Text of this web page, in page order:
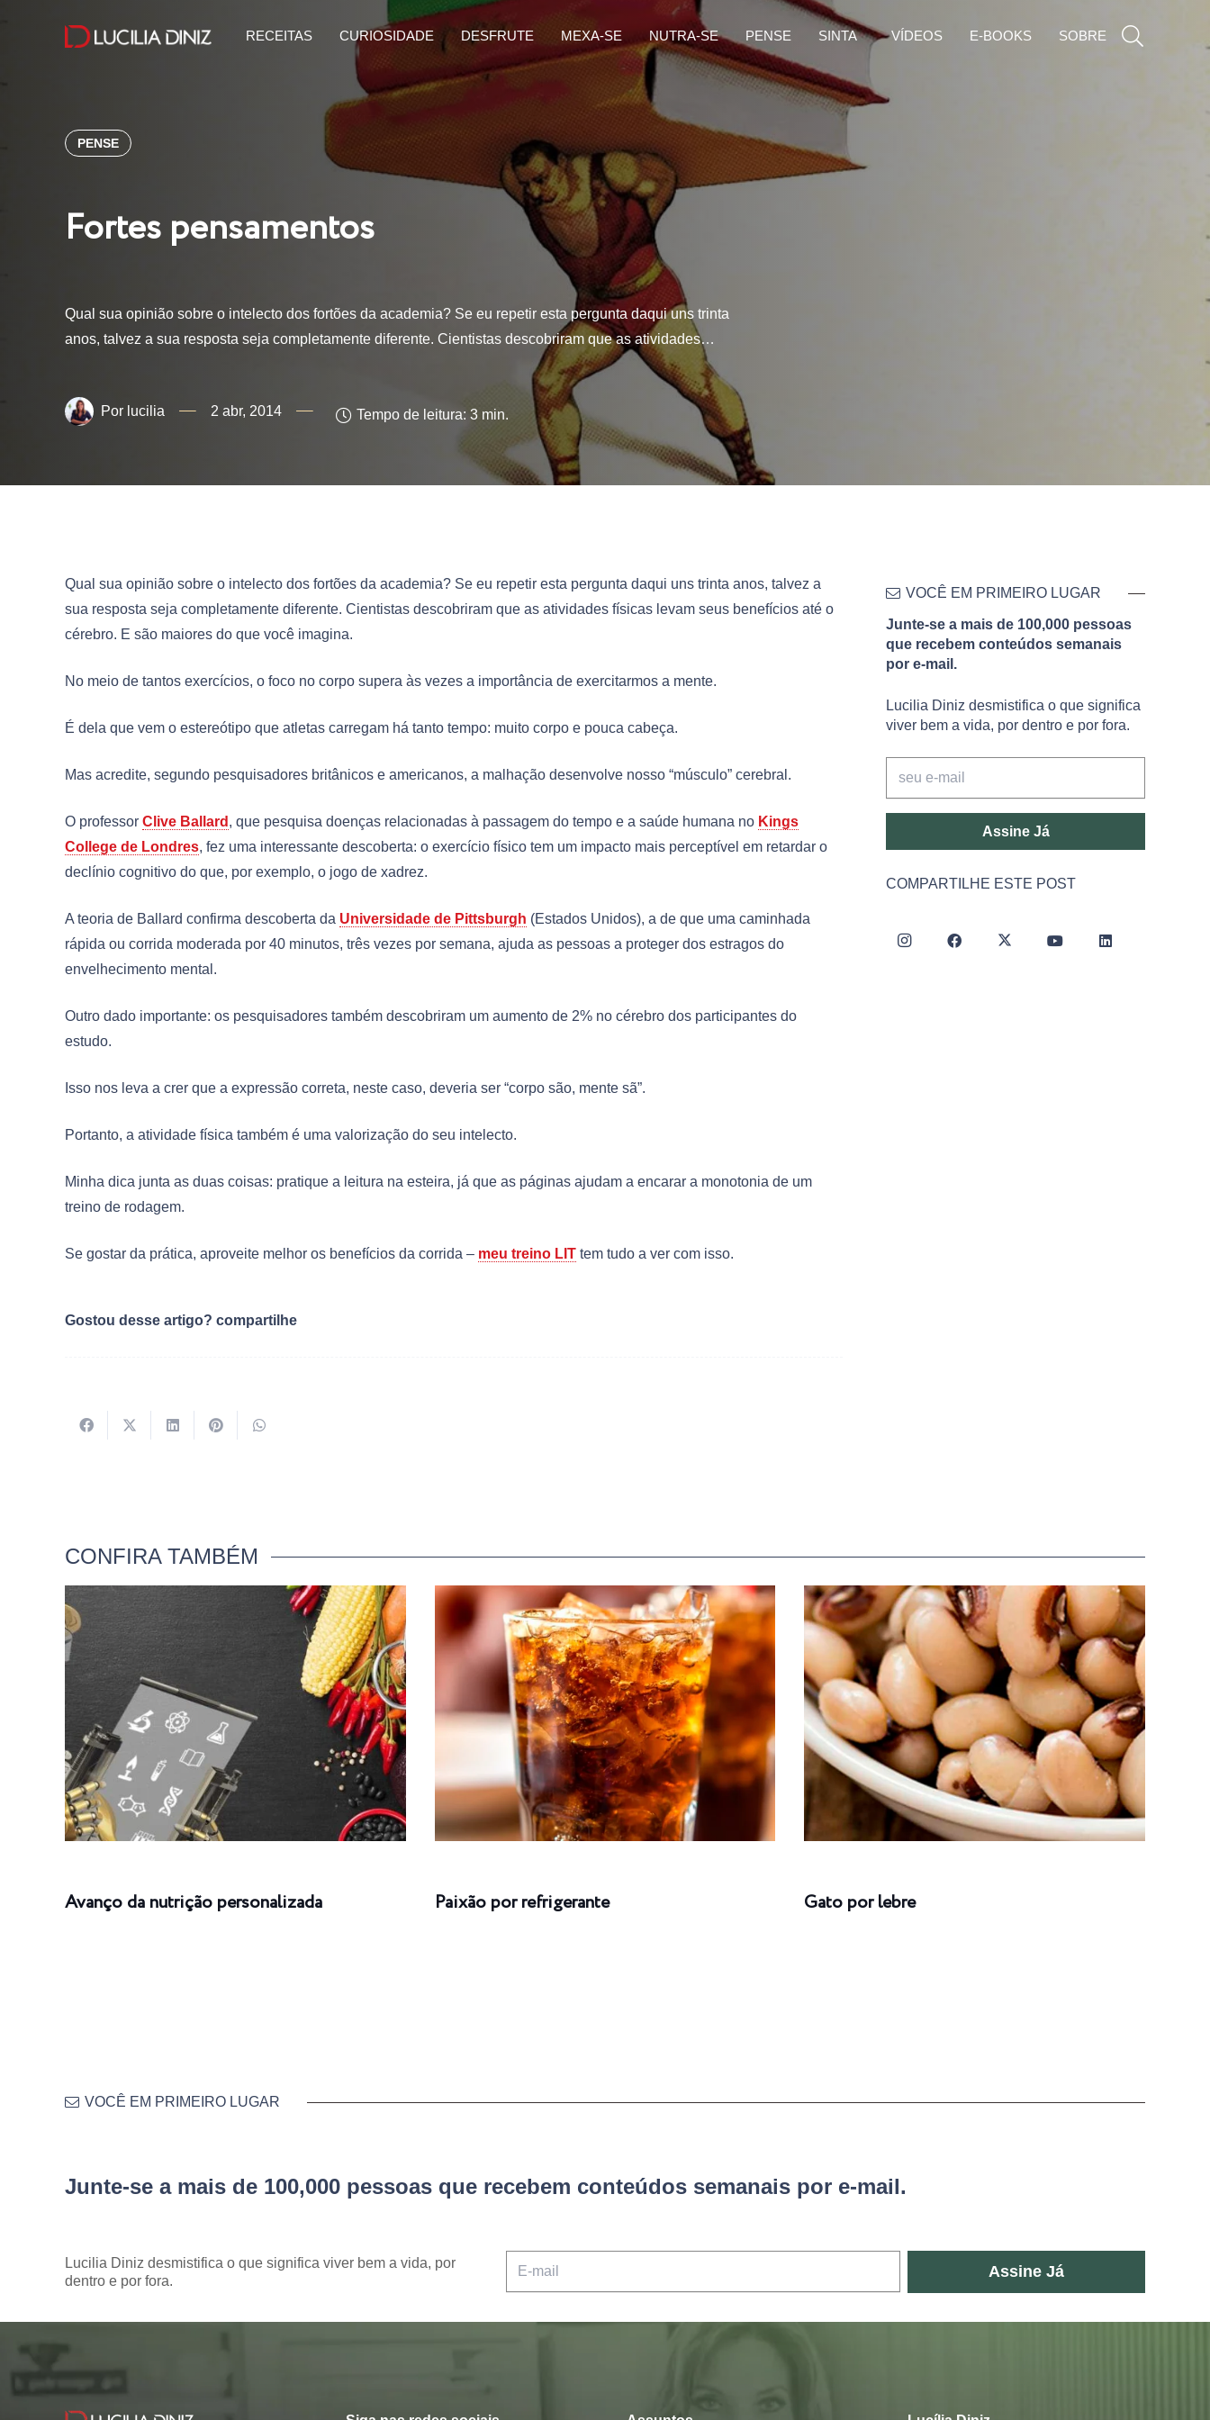
RECEITAS CURIOSIDADE DESFRUTE MEXA-SE NUTRA-SE PENSE SINTA VÍDEOS E-BOOKS SOBRE
PENSE
Fortes pensamentos
Qual sua opinião sobre o intelecto dos fortões da academia? Se eu repetir esta pergunta daqui uns trinta
anos, talvez a sua resposta seja completamente diferente. Cientistas descobriram que as atividades…
lucilia 2 abr, 2014 Tempo de leitura: 3 min.
Qual sua opinião sobre o intelecto dos fortões da academia? Se eu repetir esta pergunta daqui uns trinta anos, talvez a
sua resposta seja completamente diferente. Cientistas descobriram que as atividades físicas levam seus benefícios até o
cérebro. E são maiores do que você imagina.
No meio de tantos exercícios, o foco no corpo supera às vezes a importância de exercitarmos a mente.
É dela que vem o estereótipo que atletas carregam há tanto tempo: muito corpo e pouca cabeça.
Mas acredite, segundo pesquisadores britânicos e americanos, a malhação desenvolve nosso “músculo” cerebral.
O professor Clive Ballard , que pesquisa doenças relacionadas à passagem do tempo e a saúde humana no Kings
College de Londres, fez uma interessante descoberta: o exercício físico tem um impacto mais perceptível em retardar o
declínio cognitivo do que, por exemplo, o jogo de xadrez.
A teoria de Ballard confirma descoberta da Universidade de Pittsburgh (Estados Unidos), a de que uma caminhada
rápida ou corrida moderada por 40 minutos, três vezes por semana, ajuda as pessoas a proteger dos estragos do
envelhecimento mental.
Outro dado importante: os pesquisadores também descobriram um aumento de 2% no cérebro dos participantes do
estudo.
Isso nos leva a crer que a expressão correta, neste caso, deveria ser “corpo são, mente sã”.
Portanto, a atividade física também é uma valorização do seu intelecto.
Minha dica junta as duas coisas: pratique a leitura na esteira, já que as páginas ajudam a encarar a monotonia de um
treino de rodagem.
Se gostar da prática, aproveite melhor os benefícios da corrida – meu treino LIT tem tudo a ver com isso.
Gostou desse artigo? compartilhe
VOCÊ EM PRIMEIRO LUGAR
Junte-se a mais de 100,000 pessoas
que recebem conteúdos semanais
por e-mail.
Lucilia Diniz desmistifica o que significa
viver bem a vida, por dentro e por fora.
Assine Já
COMPARTILHE ESTE POST
CONFIRA TAMBÉM
Avanço da nutrição personalizada Paixão por refrigerante Gato por lebre
VOCÊ EM PRIMEIRO LUGAR
Junte-se a mais de 100,000 pessoas que recebem conteúdos semanais por e-mail.
Lucilia Diniz desmistifica o que significa viver bem a vida, por
dentro e por fora.
Assine Já